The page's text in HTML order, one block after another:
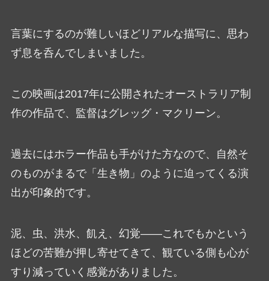
言葉にするのが難しいほどリアルな描写に、思わ
ず息を呑んでしまいました。
この映画は2017年に公開されたオーストラリア制
作の作品で、監督はグレッグ・マクリーン。
過去にはホラー作品も手がけた方なので、自然そ
のものがまるで「生き物」のように迫ってくる演
出が印象的です。
泥、虫、洪水、飢え、幻覚――これでもかという
ほどの苦難が押し寄せてきて、観ている側も心が
すり減っていく感覚がありました。